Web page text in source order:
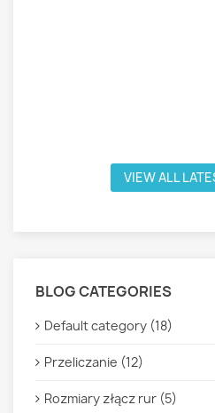
VIEW ALL
BLOG CATEGORIES
Default category (18)
Przeliczanie (12)
Rozmiary złącz rur (5)